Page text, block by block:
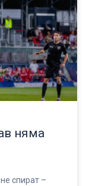
няма
спират –